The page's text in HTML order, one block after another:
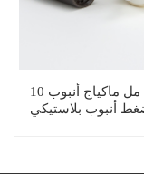
10 مل 15 مل ماكياج أنبوب
أنبوب بلاستيكي